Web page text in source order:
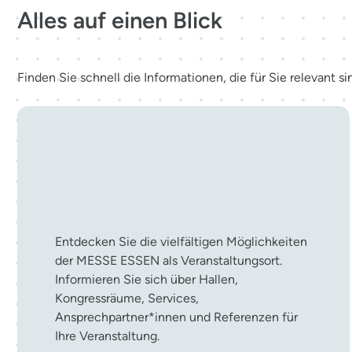
Alles auf einen Blick
Finden Sie schnell die Informationen, die für Sie relevant
Entdecken Sie die vielfältigen Möglichkeiten
der MESSE ESSEN als Veranstaltungsort.
Informieren Sie sich über Hallen,
Kongressräume, Services,
Ansprechpartner*innen und Referenzen für
Ihre Veranstaltung.